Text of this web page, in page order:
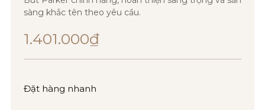
sàng khắc tên theo yêu cầu.
1.401.000₫
Đặt hàng nhanh